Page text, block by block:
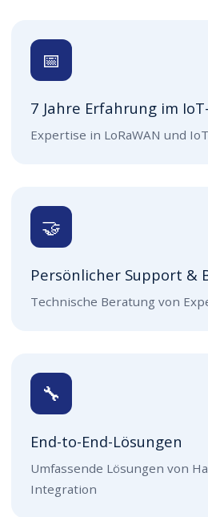
📅
7 Jahre Erfahrung im
Expertise in LoRaWAN und
🤝
Persönlicher Support &
Technische Beratung von
🔧
End-to-End-Lösungen
Umfassende Lösungen von
Integration